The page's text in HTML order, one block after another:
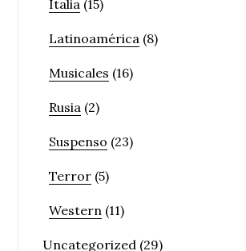
Italia (15)
Latinoamérica (8)
Musicales (16)
Rusia (2)
Suspenso (23)
Terror (5)
Western (11)
Uncategorized (29)